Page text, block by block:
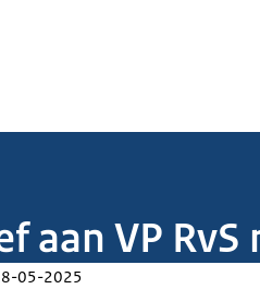
aan VP
05-2025